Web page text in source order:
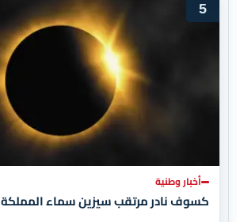
5
أخبار وطنية
كسوف نادر مرتقب سيزين سماء المملكة